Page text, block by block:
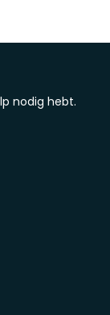
nodig hebt.